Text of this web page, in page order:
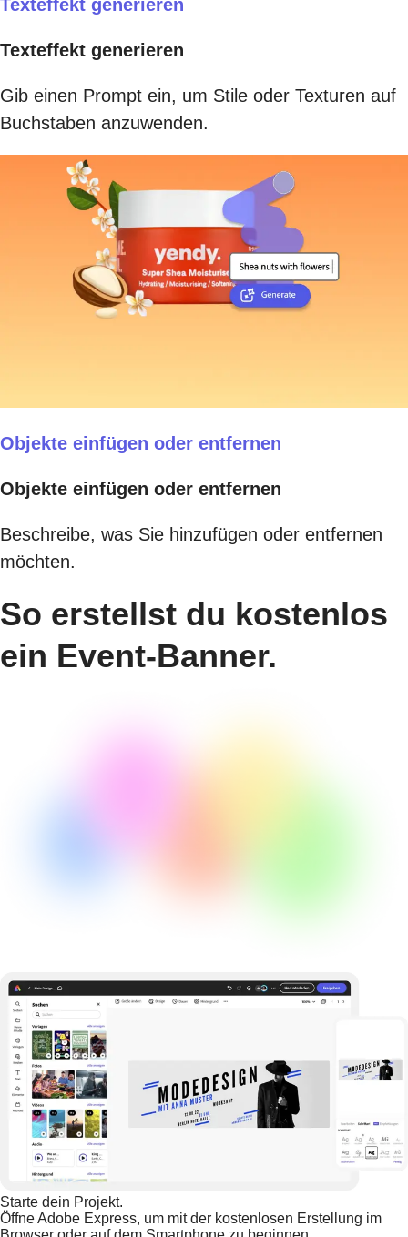
Texteffekt generieren
Texteffekt generieren
Gib einen Prompt ein, um Stile oder Texturen auf
Buchstaben anzuwenden.
Objekte einfügen oder entfernen
Objekte einfügen oder entfernen
Beschreibe, was Sie hinzufügen oder entfernen
möchten.
So erstellst du kostenlos
ein Event-Banner.
Starte dein Projekt.
Öffne Adobe Express, um mit der kostenlosen Erstellung im